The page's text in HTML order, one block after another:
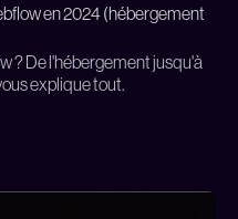
en 2024 (hébergement
? De l'hébergement jusqu'à
explique tout.